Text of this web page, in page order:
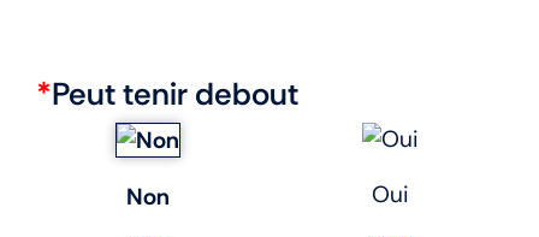
*Peut tenir debout
Non
Oui